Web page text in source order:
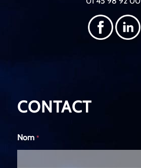
CONTACT
Nom *